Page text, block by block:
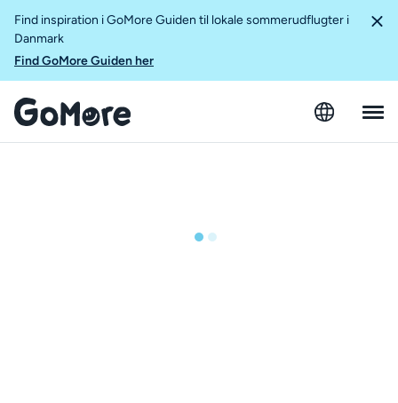
Find inspiration i GoMore Guiden til lokale sommerudflugter i
Danmark
Find GoMore Guiden her